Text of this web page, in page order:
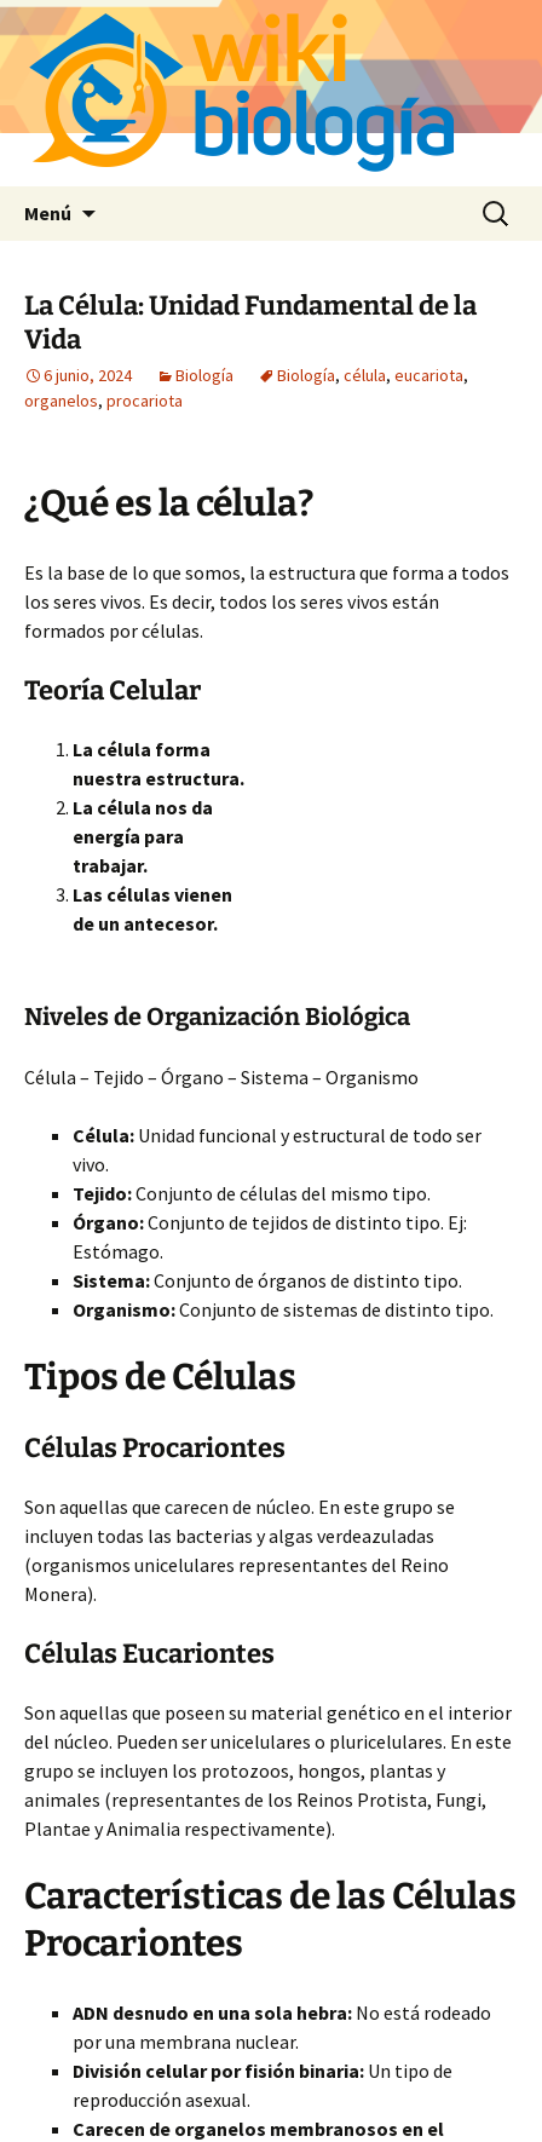
Menú Buscar:
La Célula: Unidad Fundamental de la
Vida
6 junio, 2024 Biología Biología, célula, eucariota,
organelos, procariota
¿Qué es la célula?
Es la base de lo que somos, la estructura que forma a todos
los seres vivos. Es decir, todos los seres vivos están
formados por células.
Teoría Celular
La célula forma
nuestra estructura.
La célula nos da
energía para
trabajar.
Las células vienen
de un antecesor.
Niveles de Organización Biológica
Célula – Tejido – Órgano – Sistema – Organismo
Célula: Unidad funcional y estructural de todo ser
vivo.
Tejido:Conjunto de células del mismo tipo.
Órgano:Conjunto de tejidos de distinto tipo. Ej:
Estómago.
Sistema:Conjunto de órganos de distinto tipo.
Organismo:Conjunto de sistemas de distinto tipo.
Tipos de Células
Células Procariontes
Son aquellas que carecen de núcleo. En este grupo se
incluyen todas las bacterias y algas verdeazuladas
(organismos unicelulares representantes del Reino
Monera).
Células Eucariontes
Son aquellas que poseen su material genético en el interior
del núcleo. Pueden ser unicelulares o pluricelulares. En este
grupo se incluyen los protozoos, hongos, plantas y
animales (representantes de los Reinos Protista, Fungi,
Plantae y Animalia respectivamente).
Características de las Células
Procariontes
ADN desnudo en una sola hebra: No está rodeado
por una membrana nuclear.
División celular por fisión binaria: Un tipo de
reproducción asexual.
Carecen de organelos membranosos en el